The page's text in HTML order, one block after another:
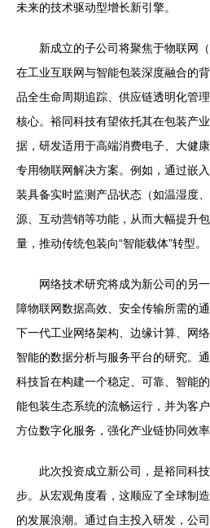
未来的技术驱动型增长新引擎。
新成立的子公司将聚焦于物联网
在工业互联网与智能包装深度融合的
品全生命周期追踪、供应链透明化管
核心。裕同科技有望依托其在包装产
据，研发适用于高端消费电子、大健
专用物联网解决方案。例如，通过嵌
装具备实时监测产品状态（如温湿度
源、互动营销等功能，从而大幅提升
量，推动传统包装向“智能载体”转型。
网络技术研究将成为新公司的另
障物联网数据高效、安全传输所需的
下一代工业网络架构、边缘计算、网
智能的数据分析与服务平台的研究。
科技旨在构建一个稳定、可靠、智能
能包装生态系统的流畅运行，并为客
方位数字化服务，强化产业链协同效率
此次投资成立新公司，是裕同科
步。从宏观角度看，这顺应了全球制
的发展浪潮。通过自主投入研发，公